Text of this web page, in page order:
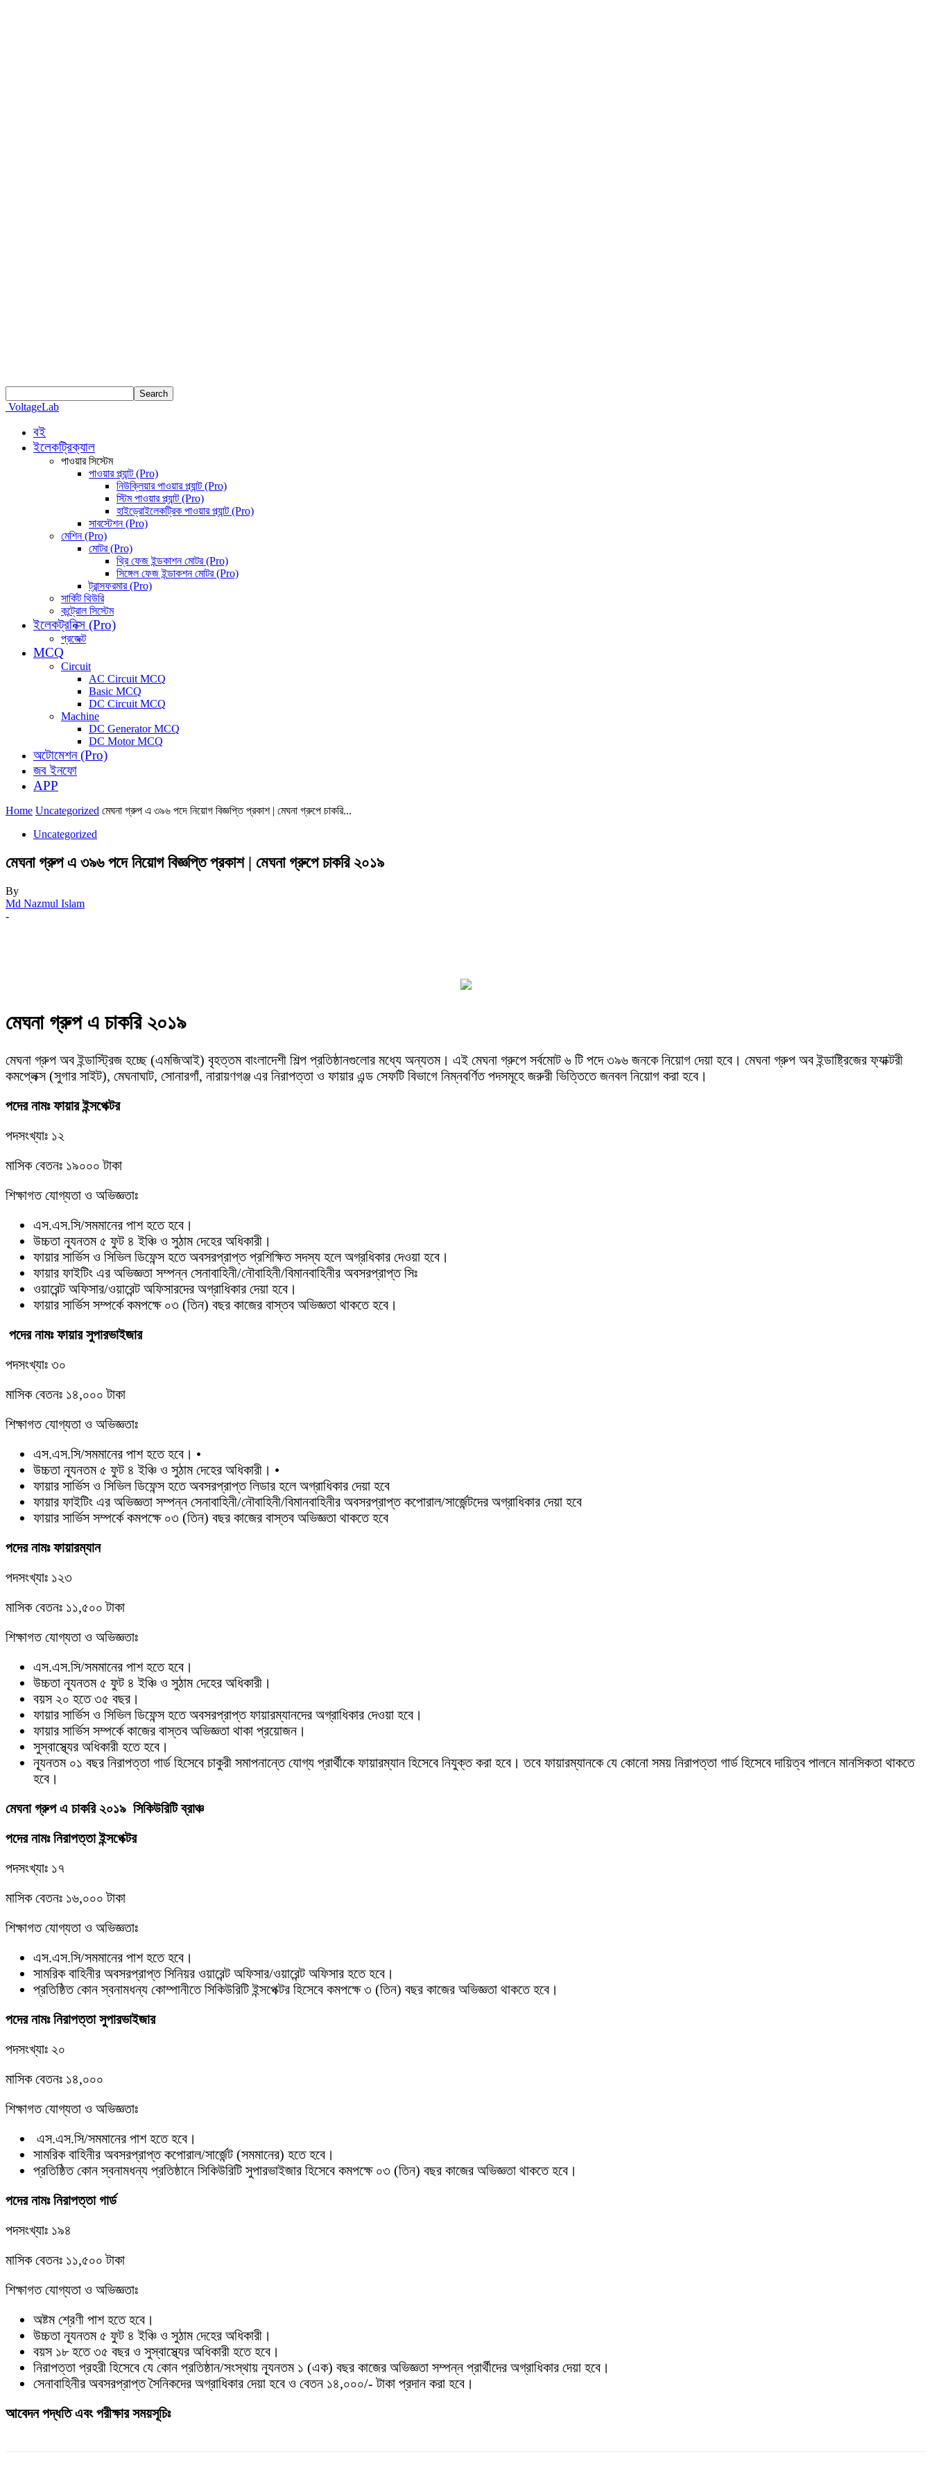
VoltageLab
বই
ইলেকট্রিক্যাল
পাওয়ার সিস্টেম
পাওয়ার প্ল্যান্ট (Pro)
নিউক্লিয়ার পাওয়ার প্ল্যান্ট (Pro)
স্টিম পাওয়ার প্ল্যান্ট (Pro)
হাইড্রোইলেকট্রিক পাওয়ার প্ল্যান্ট (Pro)
সাবস্টেশন (Pro)
মেশিন (Pro)
মোটর (Pro)
থ্রি ফেজ ইন্ডকাশন মোটর (Pro)
সিঙ্গেল ফেজ ইন্ডাকশন মোটর (Pro)
ট্রান্সফরমার (Pro)
সার্কিট থিউরি
কন্ট্রোল সিস্টেম
ইলেকট্রনিক্স (Pro)
প্রজেক্ট
MCQ
Circuit
AC Circuit MCQ
Basic MCQ
DC Circuit MCQ
Machine
DC Generator MCQ
DC Motor MCQ
অটোমেশন (Pro)
জব ইনফো
APP
Home Uncategorized মেঘনা গ্রুপ এ ৩৯৬ পদে নিয়োগ বিজ্ঞপ্তি প্রকাশ | মেঘনা গ্রুপে চাকরি...
Uncategorized
মেঘনা গ্রুপ এ ৩৯৬ পদে নিয়োগ বিজ্ঞপ্তি প্রকাশ | মেঘনা গ্রুপে চাকরি ২০১৯
By
Md Nazmul Islam
-
মেঘনা গ্রুপ এ চাকরি ২০১৯
মেঘনা গ্রুপ অব ইন্ডাস্ট্রিজ হচ্ছে (এমজিআই) বৃহত্তম বাংলাদেশী শিল্প প্রতিষ্ঠানগুলোর মধ্যে অন্যতম। এই মেঘনা গ্রুপে সর্বমোট ৬ টি পদে ৩৯৬ জনকে নিয়োগ দেয়া হবে। মেঘনা গ্রুপ অব ইন্ডাষ্ট্রিজের ফ্যাক্টরী
কমপ্লেক্স (সুগার সাইট), মেঘনাঘাট, সােনারগাঁ, নারায়ণগঞ্জ এর নিরাপত্তা ও ফায়ার এন্ড সেফটি বিভাগে নিম্নবর্ণিত পদসমূহে জরুরী ভিত্তিতে জনবল নিয়ােগ করা হবে।
পদের নামঃ ফায়ার ইন্সপেক্টর
পদসংখ্যাঃ ১২
মাসিক বেতনঃ ১৯০০০ টাকা
শিক্ষাগত যোগ্যতা ও অভিজ্ঞতাঃ
এস.এস.সি/সমমানের পাশ হতে হবে।
উচ্চতা ন্যূনতম ৫ ফুট ৪ ইঞ্চি ও সুঠাম দেহের অধিকারী।
ফায়ার সার্ভিস ও সিভিল ডিফেন্স হতে অবসরপ্রাপ্ত প্রশিক্ষিত সদস্য হলে অগ্রধিকার দেওয়া হবে।
ফায়ার ফাইটিং এর অভিজ্ঞতা সম্পন্ন সেনাবাহিনী/নৌবাহিনী/বিমানবাহিনীর অবসরপ্রাপ্ত সিঃ
ওয়ারেন্ট অফিসার/ওয়ারেন্ট অফিসারদের অগ্রাধিকার দেয়া হবে।
ফায়ার সার্ভিস সম্পর্কে কমপক্ষে ০৩ (তিন) বছর কাজের বাস্তব অভিজ্ঞতা থাকতে হবে।
পদের নামঃ ফায়ার সুপারভাইজার
পদসংখ্যাঃ ৩০
মাসিক বেতনঃ ১৪,০০০ টাকা
শিক্ষাগত যোগ্যতা ও অভিজ্ঞতাঃ
এস.এস.সি/সমমানের পাশ হতে হবে। •
উচ্চতা ন্যূনতম ৫ ফুট ৪ ইঞ্চি ও সুঠাম দেহের অধিকারী। •
ফায়ার সার্ভিস ও সিভিল ডিফেন্স হতে অবসরপ্রাপ্ত লিডার হলে অগ্রাধিকার দেয়া হবে
ফায়ার ফাইটিং এর অভিজ্ঞতা সম্পন্ন সেনাবাহিনী/নৌবাহিনী/বিমানবাহিনীর অবসরপ্রাপ্তকপোরাল/সার্জেন্টদের অগ্রাধিকার দেয়া হবে
ফায়ার সার্ভিস সম্পর্কে কমপক্ষে ০৩ (তিন) বছর কাজের বাস্তব অভিজ্ঞতা থাকতে হবে
পদের নামঃ ফায়ারম্যান
পদসংখ্যাঃ ১২৩
মাসিক বেতনঃ ১১,৫০০ টাকা
শিক্ষাগত যোগ্যতা ও অভিজ্ঞতাঃ
এস.এস.সি/সমমানের পাশ হতে হবে।
উচ্চতা ন্যূনতম ৫ ফুট ৪ ইঞ্চি ও সুঠাম দেহের অধিকারী।
বয়স ২০ হতে ৩৫ বছর।
ফায়ার সার্ভিস ও সিভিল ডিফেন্স হতে অবসরপ্রাপ্ত ফায়ারম্যানদের অগ্রাধিকার দেওয়া হবে।
ফায়ার সার্ভিস সম্পর্কে কাজের বাস্তব অভিজ্ঞতা থাকা প্রয়ােজন।
সুস্বাস্থ্যের অধিকারী হতে হবে।
ন্যূনতম ০১ বছর নিরাপত্তা গার্ড হিসেবে চাকুরী সমাপনান্তে যােগ্য প্রার্থীকে ফায়ারম্যান হিসেবে নিযুক্ত করা হবে। তবে ফায়ারম্যানকে যে কোনাে সময় নিরাপত্তা গার্ড হিসেবে দায়িত্ব পালনে মানসিকতা থাকতে
হবে।
মেঘনা গ্রুপ এ চাকরি ২০১৯ সিকিউরিটি ব্রাঞ্চ
পদের নামঃ নিরাপত্তা ইন্সপেক্টর
পদসংখ্যাঃ ১৭
মাসিক বেতনঃ ১৬,০০০ টাকা
শিক্ষাগত যোগ্যতা ও অভিজ্ঞতাঃ
এস.এস.সি/সমমানের পাশ হতে হবে।
সামরিক বাহিনীর অবসরপ্রাপ্ত সিনিয়র ওয়ারেন্ট অফিসার/ওয়ারেন্ট অফিসার হতে হবে।
প্রতিষ্ঠিত কোন স্বনামধন্য কোম্পানীতে সিকিউরিটি ইন্সপেক্টর হিসেবে কমপক্ষে ৩ (তিন) বছর কাজের অভিজ্ঞতা থাকতে হবে।
পদের নামঃ নিরাপত্তা সুপারভাইজার
পদসংখ্যাঃ ২০
মাসিক বেতনঃ ১৪,০০০
শিক্ষাগত যোগ্যতা ও অভিজ্ঞতাঃ
এস.এস.সি/সমমানের পাশ হতে হবে।
সামরিক বাহিনীর অবসরপ্রাপ্ত কপোরাল/সার্জেন্ট (সমমানের) হতে হবে।
প্রতিষ্ঠিত কোন স্বনামধন্য প্রতিষ্ঠানে সিকিউরিটি সুপারভাইজার হিসেবে কমপক্ষে ০৩ (তিন) বছর কাজের অভিজ্ঞতা থাকতে হবে।
পদের নামঃ নিরাপত্তা গার্ড
পদসংখ্যাঃ ১৯৪
মাসিক বেতনঃ ১১,৫০০ টাকা
শিক্ষাগত যোগ্যতা ও অভিজ্ঞতাঃ
অষ্টম শ্রেণী পাশ হতে হবে।
উচ্চতা ন্যূনতম ৫ ফুট ৪ ইঞ্চি ও সুঠাম দেহের অধিকারী।
বয়স ১৮ হতে ৩৫ বছর ও সুস্বাস্থ্যের অধিকারী হতে হবে।
নিরাপত্তা প্রহরী হিসেবে যে কোন প্রতিষ্ঠান/সংস্থায় ন্যূনতম ১ (এক) বছর কাজের অভিজ্ঞতা সম্পন্ন প্রার্থীদের অগ্রাধিকার দেয়া হবে।
সেনাবাহিনীর অবসরপ্রাপ্ত সৈনিকদের অগ্রাধিকার দেয়া হবে ও বেতন ১৪,০০০/- টাকা প্রদান করা হবে।
আবেদন পদ্ধতি এবং পরীক্ষার সময়সূচিঃ